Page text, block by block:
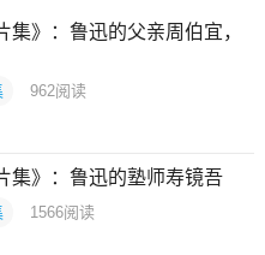
集》：鲁迅的父亲周伯宜，
962阅读
集》：鲁迅的塾师寿镜吾
1566阅读